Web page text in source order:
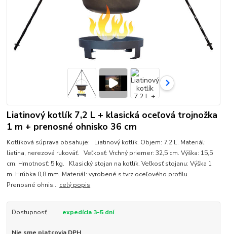
Liatinový kotlík 7,2 L + klasická oceľová trojnožka
1 m + prenosné ohnisko 36 cm
Kotlíková súprava obsahuje: Liatinový kotlík. Objem: 7,2 L. Materiál:
liatina, nerezová rukoväť. Veľkosť: Vrchný priemer: 32,5 cm. Výška: 15,5
cm. Hmotnosť: 5 kg. Klasický stojan na kotlík. Veľkosť stojanu: Výška 1
m. Hrúbka 0,8 mm. Materiál: vyrobené s tvrz oceľového profilu.
Prenosné ohnis... celý popis
Dostupnosť expedícia 3-5 dní